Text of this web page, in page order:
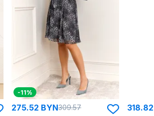
-11%
275.52 BYN309.57